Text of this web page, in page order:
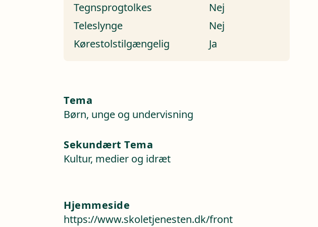
Tegnsprogtolkes
Nej
Teleslynge
Nej
Kørestolstilgængelig
Ja
Tema
Børn, unge og undervisning
Sekundært Tema
Kultur, medier og idræt
Hjemmeside
https://www.skoletjenesten.dk/front